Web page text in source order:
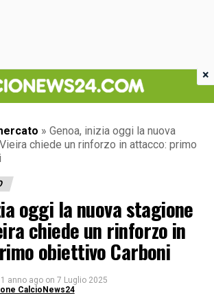
» Genoa, inizia oggi la nuova
chiede un rinforzo in attacco: primo
oggi la nuova stagione
chiede un rinforzo in
obiettivo Carboni
1 anno ago on 7 Luglio 2025
CalcioNews24
×